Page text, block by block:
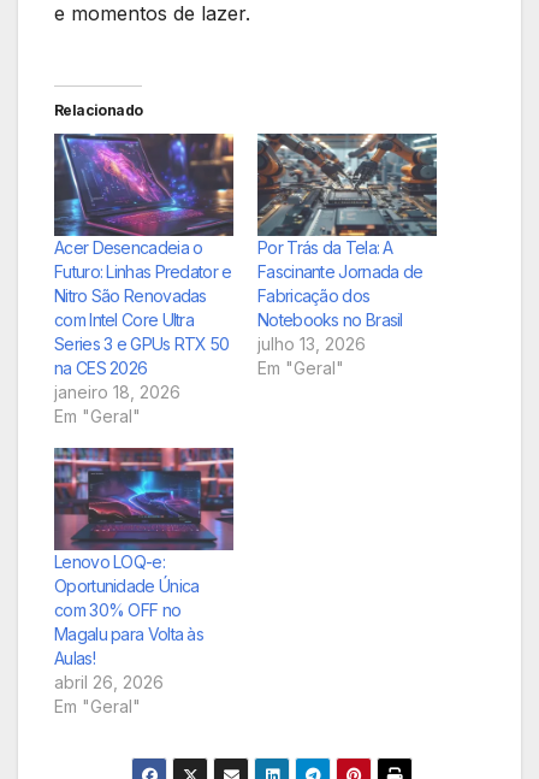
e momentos de lazer.
Relacionado
Acer Desencadeia o
Futuro: Linhas Predator e
Nitro São Renovadas
com Intel Core Ultra
Series 3 e GPUs RTX 50
na CES 2026
janeiro 18, 2026
Em "Geral"
Por Trás da Tela: A
Fascinante Jornada de
Fabricação dos
Notebooks no Brasil
julho 13, 2026
Em "Geral"
Lenovo LOQ-e:
Oportunidade Única
com 30% OFF no
Magalu para Volta às
Aulas!
abril 26, 2026
Em "Geral"